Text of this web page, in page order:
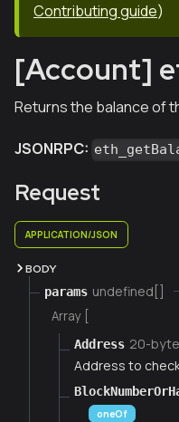
Contributing guide)
[Account]
Returns the balance of
JSONRPC:
Request
APPLICATION/JSON
BODY
params undefined[]
Array [
Address 20-
Address to
oneOf